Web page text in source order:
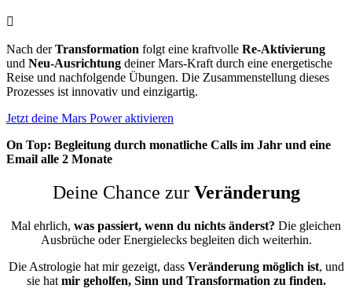

Nach derTransformation folgt eine kraftvolle Re-Aktivierung
und Neu-Ausrichtung deiner Mars-Kraft durch eine energetische
Reise und nachfolgende Übungen. Die Zusammenstellung dieses
Prozesses ist innovativ und einzigartig.
Jetzt deine Mars Power aktivieren
On Top: Begleitung durch monatliche Calls im Jahr und eine
Email alle 2 Monate
Deine Chance zur Veränderung
Mal ehrlich, was passiert, wenn du nichts änderst? Die gleichen
Ausbrüche oder Energielecks begleiten dich weiterhin.
Die Astrologie hat mir gezeigt, dass Veränderung möglich ist, und
sie hat mir geholfen, Sinn und Transformation zu finden.